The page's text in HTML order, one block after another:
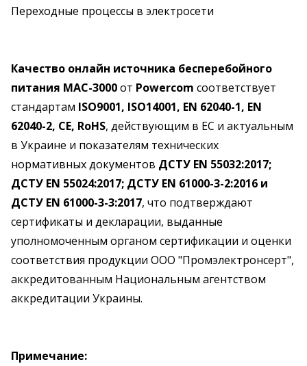
Переходные процессы в электросети
Качество онлайн источника бесперебойного
питания MAC-3000от Powercom соответствует
стандартам ISO9001, ISO14001, EN 62040-1, EN
62040-2, CE, RoHS, действующим в ЕС и актуальным
в Украине и показателям технических
нормативных документов ДСТУ EN 55032:2017;
ДСТУ EN 55024:2017; ДСТУ EN 61000-3-2:2016 и
ДСТУ EN 61000-3-3:2017, что подтверждают
сертификаты и декларации, выданные
уполномоченным органом сертификации и оценки
соответствия продукции ООО "Промэлектронсерт",
аккредитованным Национальным агентством
аккредитации Украины.
Примечание: